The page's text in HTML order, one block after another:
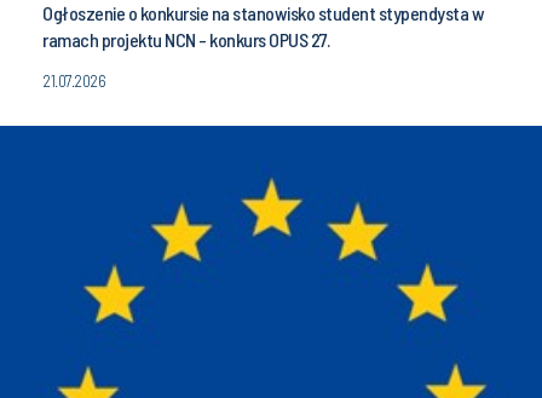
Ogłoszenie o konkursie na stanowisko student stypendysta w
ramach projektu NCN - konkurs OPUS 27.
21.07.2026